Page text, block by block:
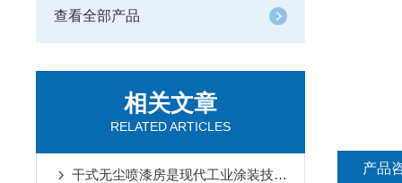
查看全部产品
相关文章
RELATED ARTICLES
干式无尘喷漆房是现代工业涂装技术的绿色革新 产品